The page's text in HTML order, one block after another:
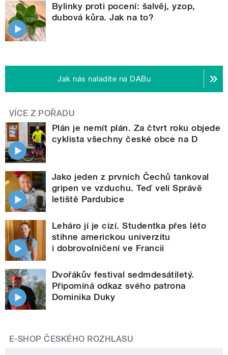
Bylinky proti pocení: šalvěj, yzop,
dubová kůra. Jak na to?
Jak nás naladíte na DABu
VÍCE Z POŘADU
Plán je nemít plán. Za čtvrt roku objede
cyklista všechny české obce na D
Jako jeden z prvních Čechů tankoval
gripen ve vzduchu. Teď velí Správě
letiště Pardubice
Leháro jí je cizí. Studentka přes léto
stihne americkou univerzitu
i dobrovolničení ve Francii
Dvořákův festival sedmdesátiletý.
Připomíná odkaz svého patrona
Dominika Duky
E-SHOP ČESKÉHO ROZHLASU